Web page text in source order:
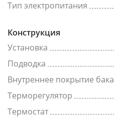
Тип электропитания
Конструкция
Установка
Подводка
Внутреннее покрытие бака
Терморегулятор
Термостат